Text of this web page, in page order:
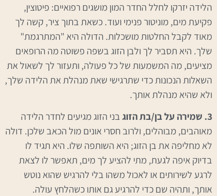
הלידה יזרקו לחלל החדר המון מושגים רפואיים: פיטוצין,
פקיעת מים, מוניטור פנימי ועוד. כשאת בתוך ציר, קשה לך
מאוד לקבל החלטות מושכלות. הדולה היא "המתרגמת"
שלך. היא תסביר לך ולבן הזוג בשפה פשוטה מה הרופאים
מציעים, מה המשמעות של כל פעולה, ותעזור לך לשאול את
השאלות הנכונות כדי שתרגישי שאת מנהלת את הלידה שלך,
ולא שהיא מנהלת אותך.
3. שמירה על בן/בת הזוג
בני הזוג מגיעים לחדר הלידה
מאוהבים, מבוהלים, ולרוב חסרי אונים מול הכאב שלכן. דולה
לא מחליפה את בן הזוג; היא השותפה שלו. היא תגיד לו
בדיוק איפה לגעת, מתי להציע לך מים, תאפשר לו לצאת
לרגע לשירותים או לאכול משהו בלי להרגיש שהוא נוטש
אותך, ותהיה שם כדי להרגיע גם אותו כשהלחץ עולה.